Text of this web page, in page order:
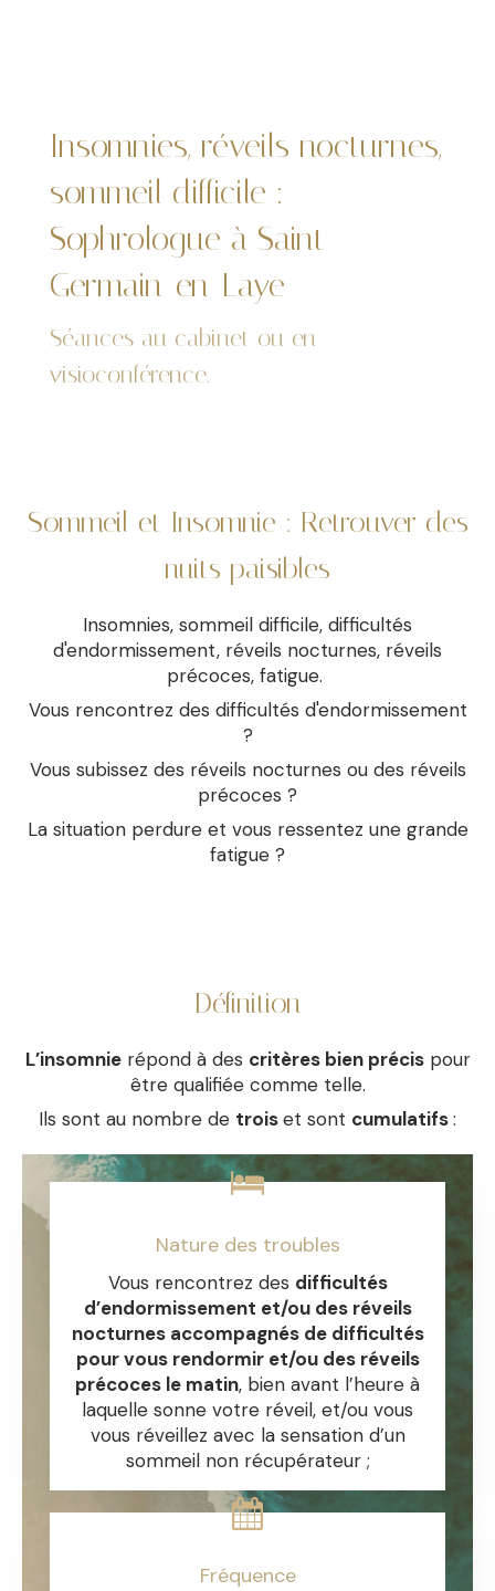
Insomnies, réveils nocturnes,
sommeil difficile :
Sophrologue à Saint-
Germain-en-Laye
Séances au cabinet ou en
visioconférence.
Sommeil et Insomnie : Retrouver des
nuits paisibles
Insomnies, sommeil difficile, difficultés
d'endormissement, réveils nocturnes, réveils
précoces, fatigue.
Vous rencontrez des difficultés d'endormissement
?
Vous subissez des réveils nocturnes ou des réveils
précoces ?
La situation perdure et vous ressentez une grande
fatigue ?
Définition
L’insomnierépond à des critères bien précispour
être qualifiée comme telle.
Ils sont au nombre de troiset sont cumulatifs:
Nature des troubles
Vous rencontrez des difficultés
d’endormissement et/ou des réveils
nocturnes accompagnés de difficultés
pour vous rendormir et/ou des réveils
précoces le matin, bien avant l’heure à
laquelle sonne votre réveil, et/ou vous
vous réveillez avec la sensation d’un
sommeil non récupérateur ;
Fréquence